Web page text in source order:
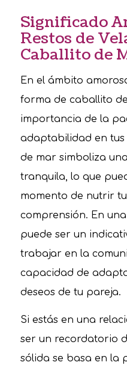
Significado
Restos de
Caballito de
En el ámbito
forma de caballito
importancia de la
adaptabilidad en tus
de mar simboliza
tranquila, lo que
momento de nutrir
comprensión. En
puede ser un
trabajar en la
capacidad de
deseos de tu pareja.
Si estás en una
ser un recordatorio
sólida se basa en la